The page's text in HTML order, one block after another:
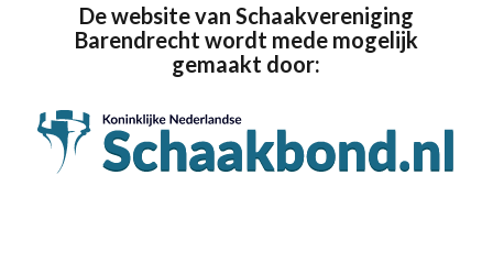
De website van Schaakvereniging
Barendrecht wordt mede mogelijk
gemaakt door: